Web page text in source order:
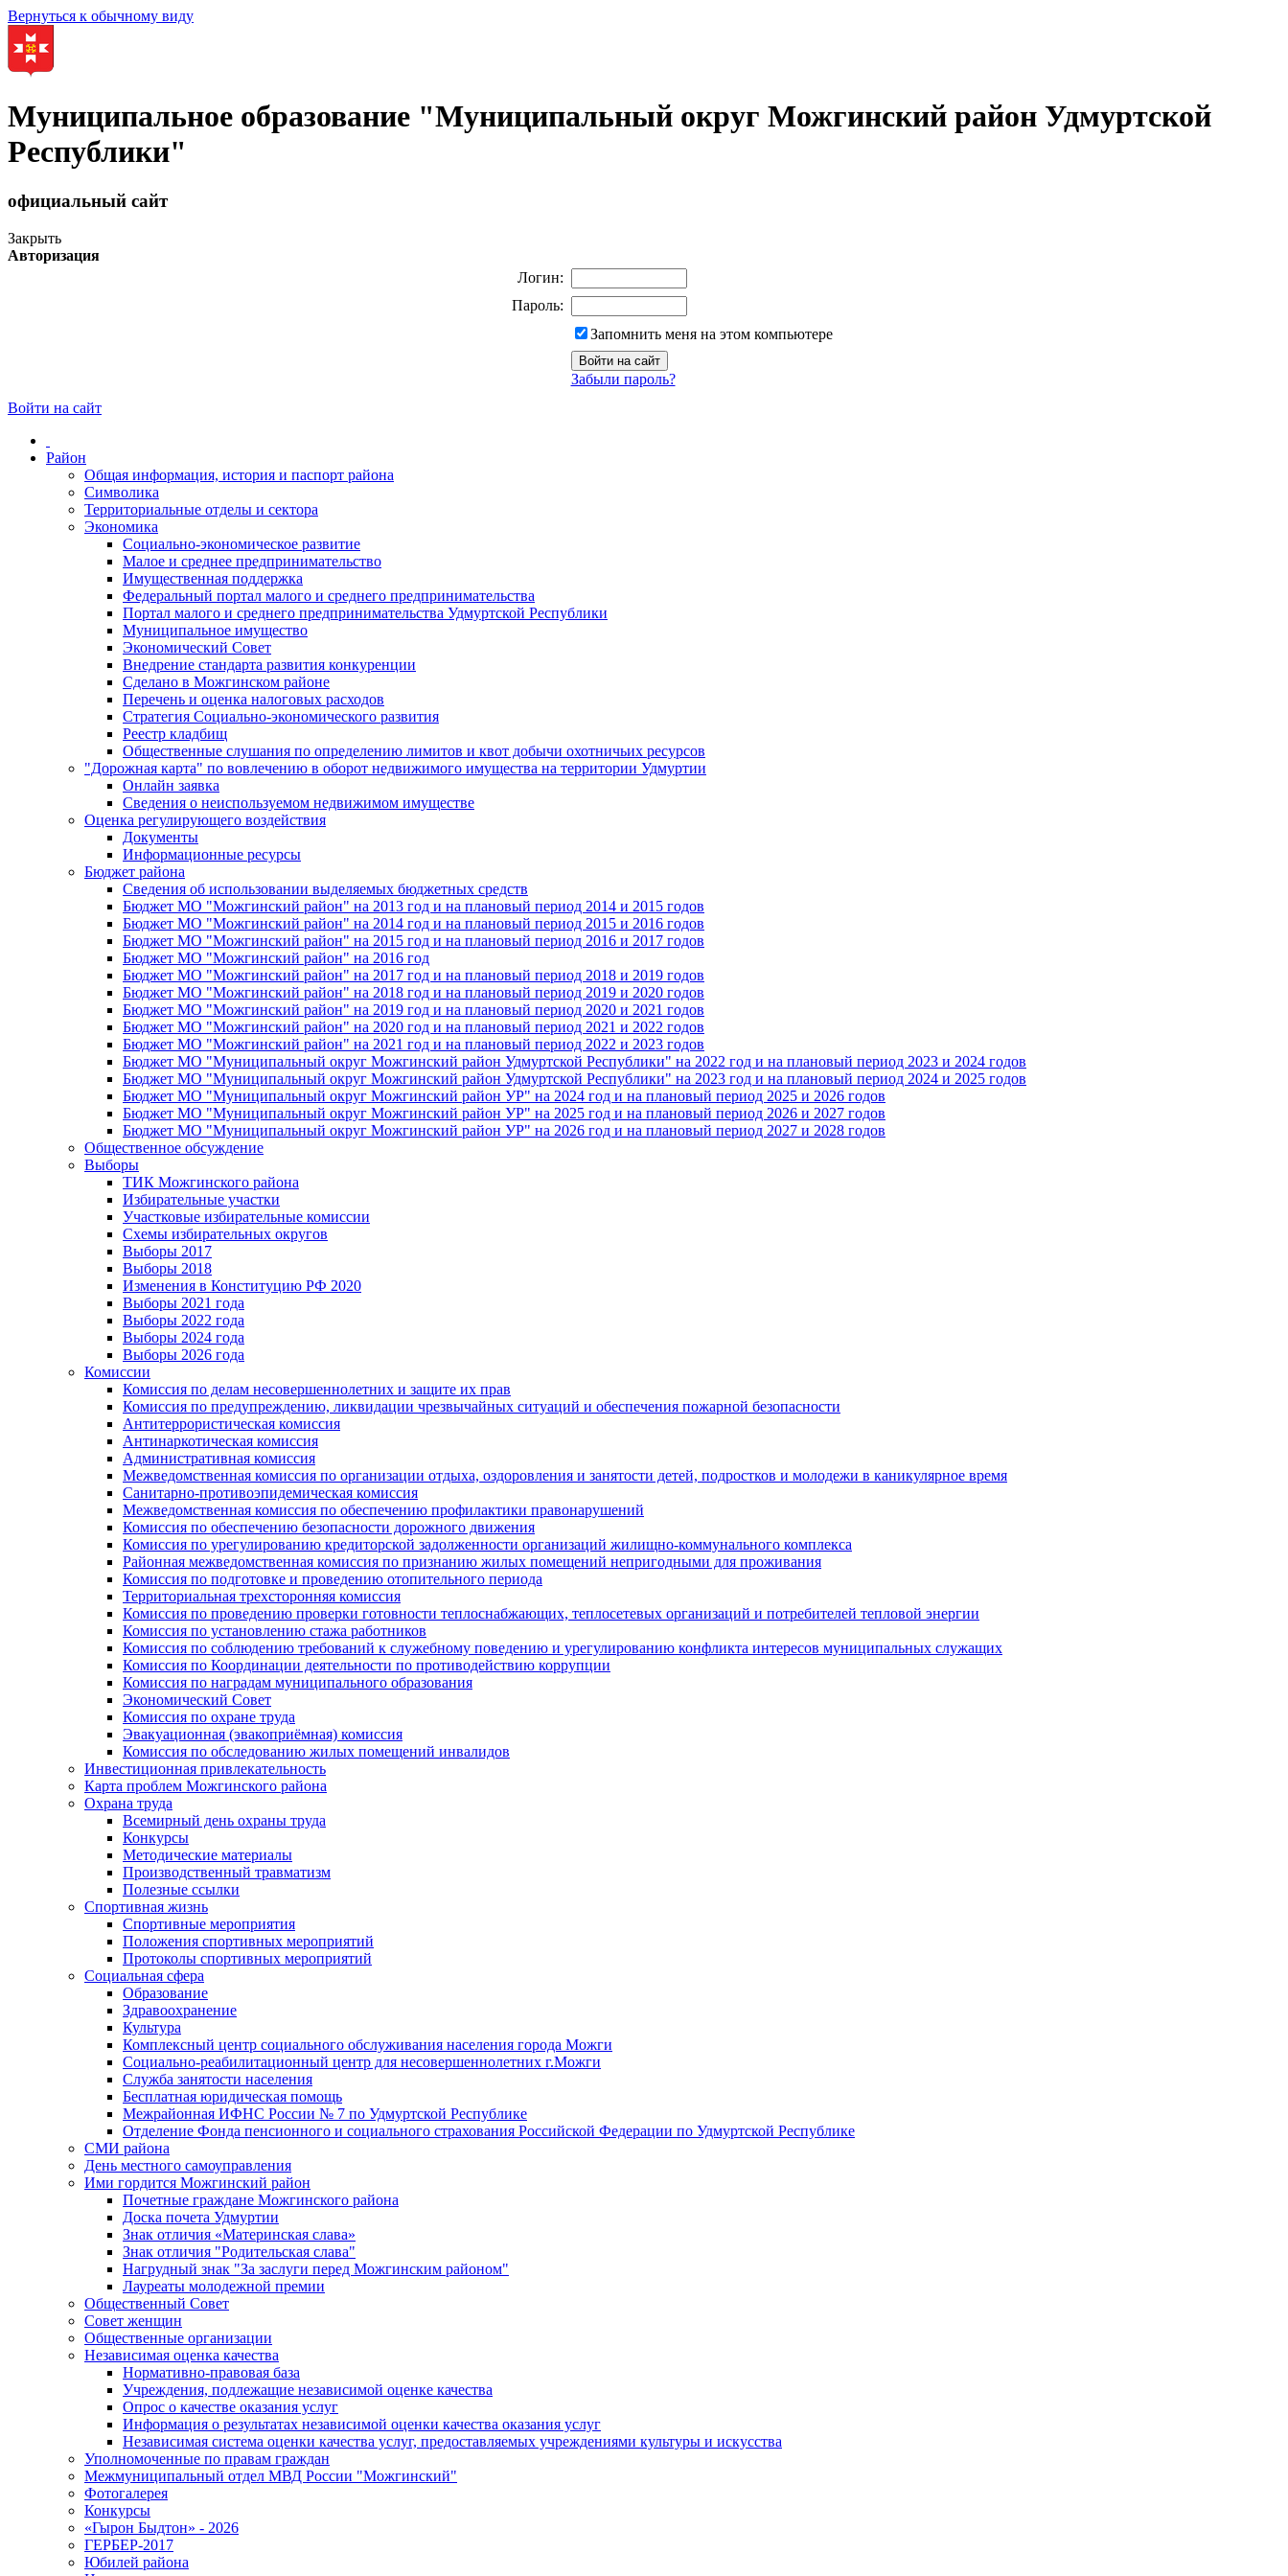
Вернуться к обычному виду
Муниципальное образование "Муниципальный округ Можгинский район Удмуртской
Республики"
официальный сайт
Закрыть
Авторизация
Логин:
Пароль:
Запомнить меня на этом компьютере
Забыли пароль?
Войти на сайт
Район
Общая информация, история и паспорт района
Символика
Территориальные отделы и сектора
Экономика
Социально-экономическое развитие
Малое и среднее предпринимательство
Имущественная поддержка
Федеральный портал малого и среднего предпринимательства
Портал малого и среднего предпринимательства Удмуртской Республики
Муниципальное имущество
Экономический Совет
Внедрение стандарта развития конкуренции
Сделано в Можгинском районе
Перечень и оценка налоговых расходов
Стратегия Социально-экономического развития
Реестр кладбищ
Общественные слушания по определению лимитов и квот добычи охотничьих ресурсов
"Дорожная карта" по вовлечению в оборот недвижимого имущества на территории Удмуртии
Онлайн заявка
Сведения о неиспользуемом недвижимом имуществе
Оценка регулирующего воздействия
Документы
Информационные ресурсы
Бюджет района
Сведения об использовании выделяемых бюджетных средств
Бюджет МО "Можгинский район" на 2013 год и на плановый период 2014 и 2015 годов
Бюджет МО "Можгинский район" на 2014 год и на плановый период 2015 и 2016 годов
Бюджет МО "Можгинский район" на 2015 год и на плановый период 2016 и 2017 годов
Бюджет МО "Можгинский район" на 2016 год
Бюджет МО "Можгинский район" на 2017 год и на плановый период 2018 и 2019 годов
Бюджет МО "Можгинский район" на 2018 год и на плановый период 2019 и 2020 годов
Бюджет МО "Можгинский район" на 2019 год и на плановый период 2020 и 2021 годов
Бюджет МО "Можгинский район" на 2020 год и на плановый период 2021 и 2022 годов
Бюджет МО "Можгинский район" на 2021 год и на плановый период 2022 и 2023 годов
Бюджет МО "Муниципальный округ Можгинский район Удмуртской Республики" на 2022 год и на плановый период 2023 и 2024 годов
Бюджет МО "Муниципальный округ Можгинский район Удмуртской Республики" на 2023 год и на плановый период 2024 и 2025 годов
Бюджет МО "Муниципальный округ Можгинский район УР" на 2024 год и на плановый период 2025 и 2026 годов
Бюджет МО "Муниципальный округ Можгинский район УР" на 2025 год и на плановый период 2026 и 2027 годов
Бюджет МО "Муниципальный округ Можгинский район УР" на 2026 год и на плановый период 2027 и 2028 годов
Общественное обсуждение
Выборы
ТИК Можгинского района
Избирательные участки
Участковые избирательные комиссии
Схемы избирательных округов
Выборы 2017
Выборы 2018
Изменения в Конституцию РФ 2020
Выборы 2021 года
Выборы 2022 года
Выборы 2024 года
Выборы 2026 года
Комиссии
Комиссия по делам несовершеннолетних и защите их прав
Комиссия по предупреждению, ликвидации чрезвычайных ситуаций и обеспечения пожарной безопасности
Антитеррористическая комиссия
Антинаркотическая комиссия
Административная комиссия
Межведомственная комиссия по организации отдыха, оздоровления и занятости детей, подростков и молодежи в каникулярное время
Санитарно-противоэпидемическая комиссия
Межведомственная комиссия по обеспечению профилактики правонарушений
Комиссия по обеспечению безопасности дорожного движения
Комиссия по урегулированию кредиторской задолженности организаций жилищно-коммунального комплекса
Районная межведомственная комиссия по признанию жилых помещений непригодными для проживания
Комиссия по подготовке и проведению отопительного периода
Территориальная трехсторонняя комиссия
Комиссия по проведению проверки готовности теплоснабжающих, теплосетевых организаций и потребителей тепловой энергии
Комиссия по установлению стажа работников
Комиссия по соблюдению требований к служебному поведению и урегулированию конфликта интересов муниципальных служащих
Комиссия по Координации деятельности по противодействию коррупции
Комиссия по наградам муниципального образования
Экономический Совет
Комиссия по охране труда
Эвакуационная (эвакоприёмная) комиссия
Комиссия по обследованию жилых помещений инвалидов
Инвестиционная привлекательность
Карта проблем Можгинского района
Охрана труда
Всемирный день охраны труда
Конкурсы
Методические материалы
Производственный травматизм
Полезные ссылки
Спортивная жизнь
Спортивные мероприятия
Положения спортивных мероприятий
Протоколы спортивных мероприятий
Социальная сфера
Образование
Здравоохранение
Культура
Комплексный центр социального обслуживания населения города Можги
Социально-реабилитационный центр для несовершеннолетних г.Можги
Служба занятости населения
Бесплатная юридическая помощь
Межрайонная ИФНС России № 7 по Удмуртской Республике
Отделение Фонда пенсионного и социального страхования Российской Федерации по Удмуртской Республике
СМИ района
День местного самоуправления
Ими гордится Можгинский район
Почетные граждане Можгинского района
Доска почета Удмуртии
Знак отличия «Материнская слава»
Знак отличия "Родительская слава"
Нагрудный знак "За заслуги перед Можгинским районом"
Лауреаты молодежной премии
Общественный Совет
Совет женщин
Общественные организации
Независимая оценка качества
Нормативно-правовая база
Учреждения, подлежащие независимой оценке качества
Опрос о качестве оказания услуг
Информация о результатах независимой оценки качества оказания услуг
Независимая система оценки качества услуг, предоставляемых учреждениями культуры и искусства
Уполномоченные по правам граждан
Межмуниципальный отдел МВД России "Можгинский"
Фотогалерея
Конкурсы
«Гырон Быдтон» - 2026
ГЕРБЕР-2017
Юбилей района